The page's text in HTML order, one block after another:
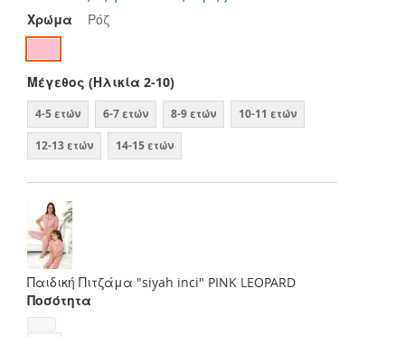
Χρώμα Ρόζ
Μέγεθος (Ηλικία 2-10)
4-5 ετών 6-7 ετών 8-9 ετών 10-11 ετών
12-13 ετών 14-15 ετών
Παιδική Πιτζάμα "siyah inci" PINK LEOPARD
Ποσότητα